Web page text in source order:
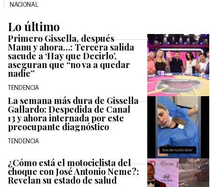
NACIONAL
Lo último
Primero Gissella, después
Manu y ahora…: Tercera salida
sacude a ‘Hay que Decirlo’,
aseguran que “no va a quedar
nadie”
TENDENCIA
La semana más dura de Gissella
Gallardo: Despedida de Canal
13 y ahora internada por este
preocupante diagnóstico
TENDENCIA
¿Cómo está el motociclista del
choque con José Antonio Neme?:
Revelan su estado de salud